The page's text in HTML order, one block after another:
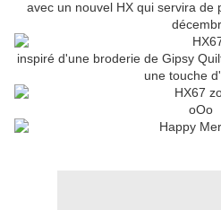
avec un nouvel HX qui servira de
inspiré d'une broderie de Gipsy
une touche
oOo